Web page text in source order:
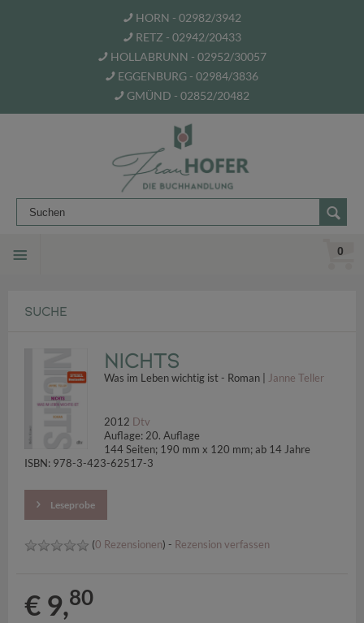
HORN - 02982/3942
RETZ - 02942/20433
HOLLABRUNN - 02952/30057
EGGENBURG - 02984/3836
GMÜND - 02852/20482
0
SUCHE
Nichts
Was im Leben wichtig ist - Roman | Janne Teller
2012 Dtv
Auflage: 20. Auflage
144 Seiten; 190 mm x 120 mm; ab 14 Jahre
ISBN: 978-3-423-62517-3
Leseprobe
(0 Rezensionen) - Rezension verfassen
€ 9,80